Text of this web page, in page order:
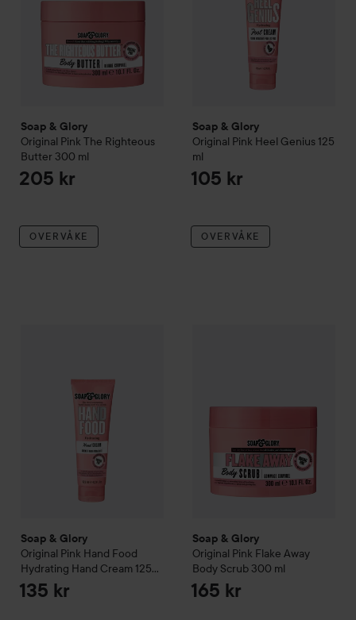
Soap & Glory
Original Pink The Righteous
Butter 300 ml
205 kr
OVERVÅKE
Soap & Glory
Original Pink Heel Genius 125
ml
105 kr
OVERVÅKE
Soap & Glory
Original Pink Hand Food
Hydrating Hand Cream 125
ml
135 kr
Soap & Glory
Original Pink Flake Away
Body Scrub 300 ml
165 kr